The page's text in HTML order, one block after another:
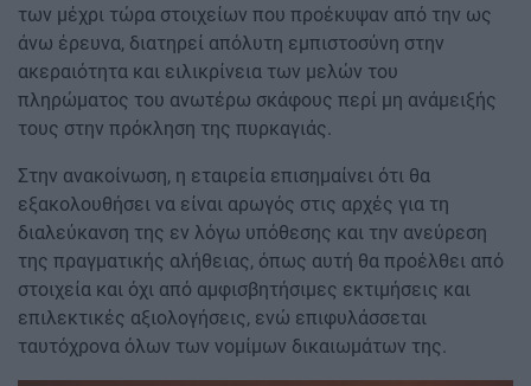
των μέχρι τώρα στοιχείων που προέκυψαν από την ως
άνω έρευνα, διατηρεί απόλυτη εμπιστοσύνη στην
ακεραιότητα και ειλικρίνεια των μελών του
πληρώματος του ανωτέρω σκάφους περί μη ανάμειξής
τους στην πρόκληση της πυρκαγιάς.
Στην ανακοίνωση, η εταιρεία επισημαίνει ότι θα
εξακολουθήσει να είναι αρωγός στις αρχές για τη
διαλεύκανση της εν λόγω υπόθεσης και την ανεύρεση
της πραγματικής αλήθειας, όπως αυτή θα προέλθει από
στοιχεία και όχι από αμφισβητήσιμες εκτιμήσεις και
επιλεκτικές αξιολογήσεις, ενώ επιφυλάσσεται
ταυτόχρονα όλων των νομίμων δικαιωμάτων της.